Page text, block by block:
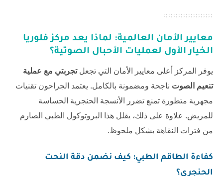
معايير الأمان العالمية: لماذا يعد مركز فلوريا
الخيار الأول لعمليات الأحبال الصوتية؟
يوفر المركز أعلى معايير الأمان التي تجعلتجربتي مع عملية
تنعيم الصوت ناجحة ومضمونة بالكامل. يعتمد الجراحون تقنيات
مجهرية متطورة تمنع تضرر الأنسجة الحنجرية الحساسة
للمريض. علاوة على ذلك، يقلل هذا البروتوكول الطبي الصارم
من فترات النقاهة بشكل ملحوظ.
كفاءة الطاقم الطبي: كيف نضمن دقة النحت
الحنجري؟